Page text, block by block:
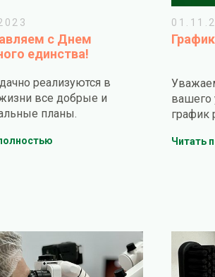
с Днем
единства!
реализуются в
все добрые и
планы.
вашего
график
Читать